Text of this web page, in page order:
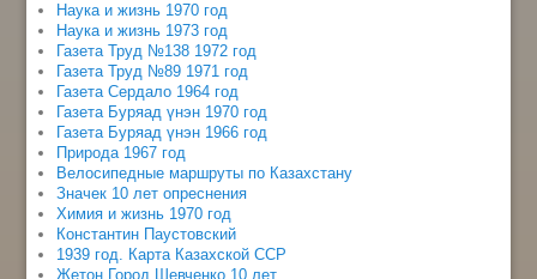
Наука и жизнь 1970 год
Наука и жизнь 1973 год
Газета Труд №138 1972 год
Газета Труд №89 1971 год
Газета Сердало 1964 год
Газета Буряад үнэн 1970 год
Газета Буряад үнэн 1966 год
Природа 1967 год
Велосипедные маршруты по Казахстану
Значек 10 лет опреснения
Химия и жизнь 1970 год
Константин Паустовский
1939 год. Карта Казахской ССР
Жетон Город Шевченко 10 лет